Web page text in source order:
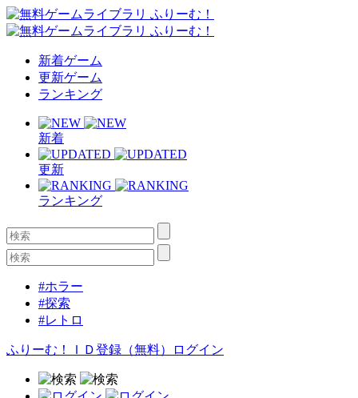
新着ゲーム
更新ゲーム
ランキング
新着
更新
ランキング
#ホラー
#探索
#レトロ
ふりーむ！ＩＤ登録（無料） ログイン